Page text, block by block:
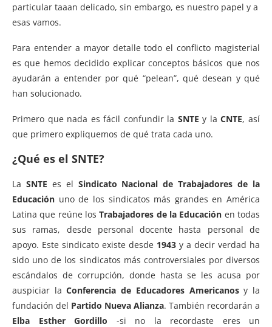
particular taaan delicado, sin embargo, es nuestro papel y a
esas vamos.
Para entender a mayor detalle todo el conflicto magisterial
es que hemos decidido explicar conceptos básicos que nos
ayudarán a entender por qué “pelean”, qué desean y qué
han solucionado.
Primero que nada es fácil confundir la SNTE y laCNTE, así
que primero expliquemos de qué trata cada uno.
¿Qué es el SNTE?
La SNTE es el Sindicato Nacional de Trabajadores de la
Educación uno de los sindicatos más grandes en América
Latina que reúne losTrabajadores de la Educación en todas
sus ramas, desde personal docente hasta personal de
apoyo. Este sindicato existe desde 1943 y a decir verdad ha
sido uno de los sindicatos más controversiales por diversos
escándalos de corrupción, donde hasta se les acusa por
auspiciar laConferencia de Educadores Americanosy la
fundación del Partido Nueva Alianza. También recordarán a
Elba Esther Gordillo -si no la recordaste eres un